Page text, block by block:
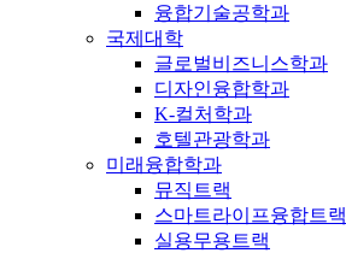
융합기술공학과
국제대학
글로벌비즈니스학과
디자인융합학과
K-컬처학과
호텔관광학과
미래융합학과
뮤직트랙
스마트라이프융합트랙
실용무용트랙